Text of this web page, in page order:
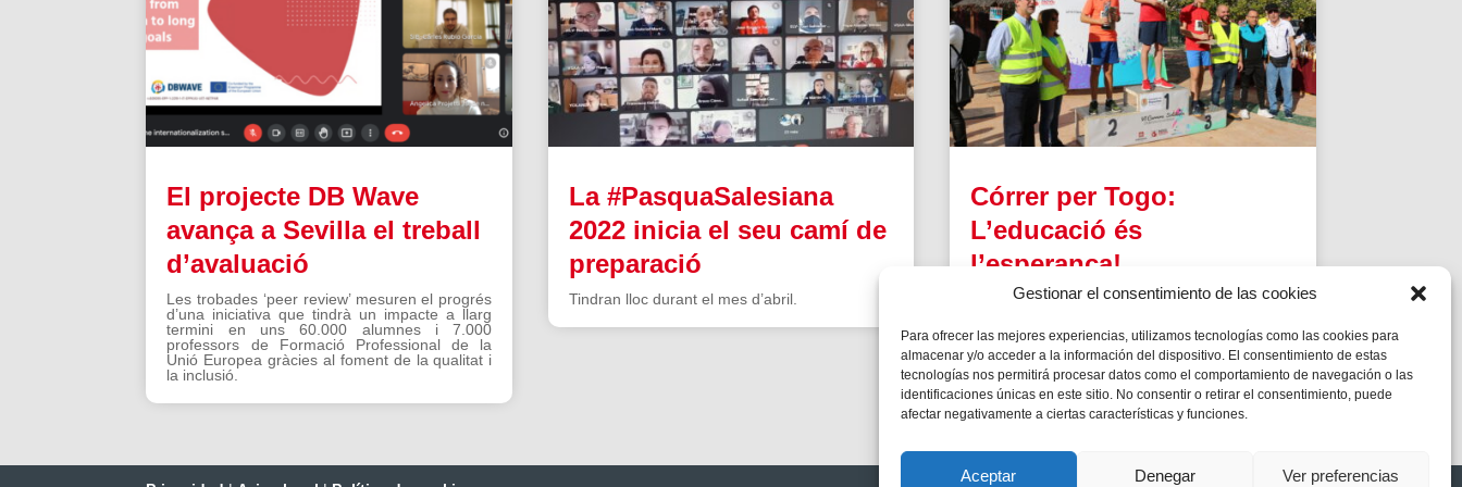
Gestionar el consentimiento de las cookies
Para ofrecer las mejores experiencias, utilizamos tecnologías como las cookies para
almacenar y/o acceder a la información del dispositivo. El consentimiento de estas
tecnologías nos permitirá procesar datos como el comportamiento de navegación o las
identificaciones únicas en este sitio. No consentir o retirar el consentimiento, puede
afectar negativamente a ciertas características y funciones.
Aceptar Denegar Ver preferencias
El projecte DB Wave
avança a Sevilla el treball
d’avaluació
Les trobades ‘peer review’ mesuren el progrés
d’una iniciativa que tindrà un impacte a llarg
termini en uns 60.000 alumnes i 7.000
professors de Formació Professional de la
Unió Europea gràcies al foment de la qualitat i
la inclusió.
La #PasquaSalesiana
2022 inicia el seu camí de
preparació
Tindran lloc durant el mes d’abril.
Córrer per Togo:
L’educació és
l’esperança!
Salesians Alacant es bolca amb la seva
col·labora amb els projectes de l’ONGD Bosco
Global al país africà.